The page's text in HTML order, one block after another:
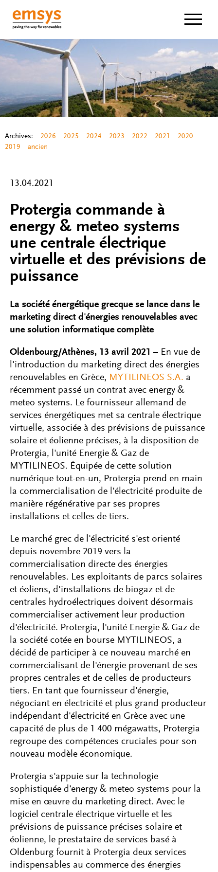
Archives: 2026 2025 2024 2023 2022 2021
2020
2019
ancien
13.04.2021
Protergia commande à
energy & meteo systems
une centrale électrique
virtuelle et des prévisions de
puissance
La société énergétique grecque se lance dans le
marketing direct d'énergies renouvelables avec
une solution informatique complète
Oldenbourg/Athènes, 13 avril 2021 – En vue de
l'introduction du marketing direct des énergies
renouvelables en Grèce, MYTILINEOS S.A. a
récemment passé un contrat avec energy &
meteo systems. Le fournisseur allemand de
services énergétiques met sa centrale électrique
virtuelle, associée à des prévisions de puissance
solaire et éolienne précises, à la disposition de
Protergia, l'unité Energie & Gaz de
MYTILINEOS. Équipée de cette solution
numérique tout-en-un, Protergia prend en main
la commercialisation de l'électricité produite de
manière régénérative par ses propres
installations et celles de tiers.
Le marché grec de l'électricité s'est orienté
depuis novembre 2019 vers la
commercialisation directe des énergies
renouvelables. Les exploitants de parcs solaires
et éoliens, d'installations de biogaz et de
centrales hydroélectriques doivent désormais
commercialiser activement leur production
d'électricité. Protergia, l'unité Energie & Gaz de
la société cotée en bourse MYTILINEOS, a
décidé de participer à ce nouveau marché en
commercialisant de l'énergie provenant de ses
propres centrales et de celles de producteurs
tiers. En tant que fournisseur d'énergie,
négociant en électricité et plus grand producteur
indépendant d'électricité en Grèce avec une
capacité de plus de 1 400 mégawatts, Protergia
regroupe des compétences cruciales pour son
nouveau modèle économique.
Protergia s'appuie sur la technologie
sophistiquée d'energy & meteo systems pour la
mise en œuvre du marketing direct. Avec le
logiciel centrale électrique virtuelle et les
prévisions de puissance précises solaire et
éolienne, le prestataire de services basé à
Oldenburg fournit à Protergia deux services
indispensables au commerce des énergies